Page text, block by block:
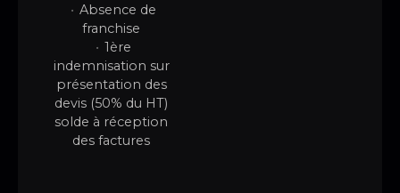
Absence de
franchise
1ère
indemnisation sur
présentation des
devis (50% du HT)
solde à réception
des factures